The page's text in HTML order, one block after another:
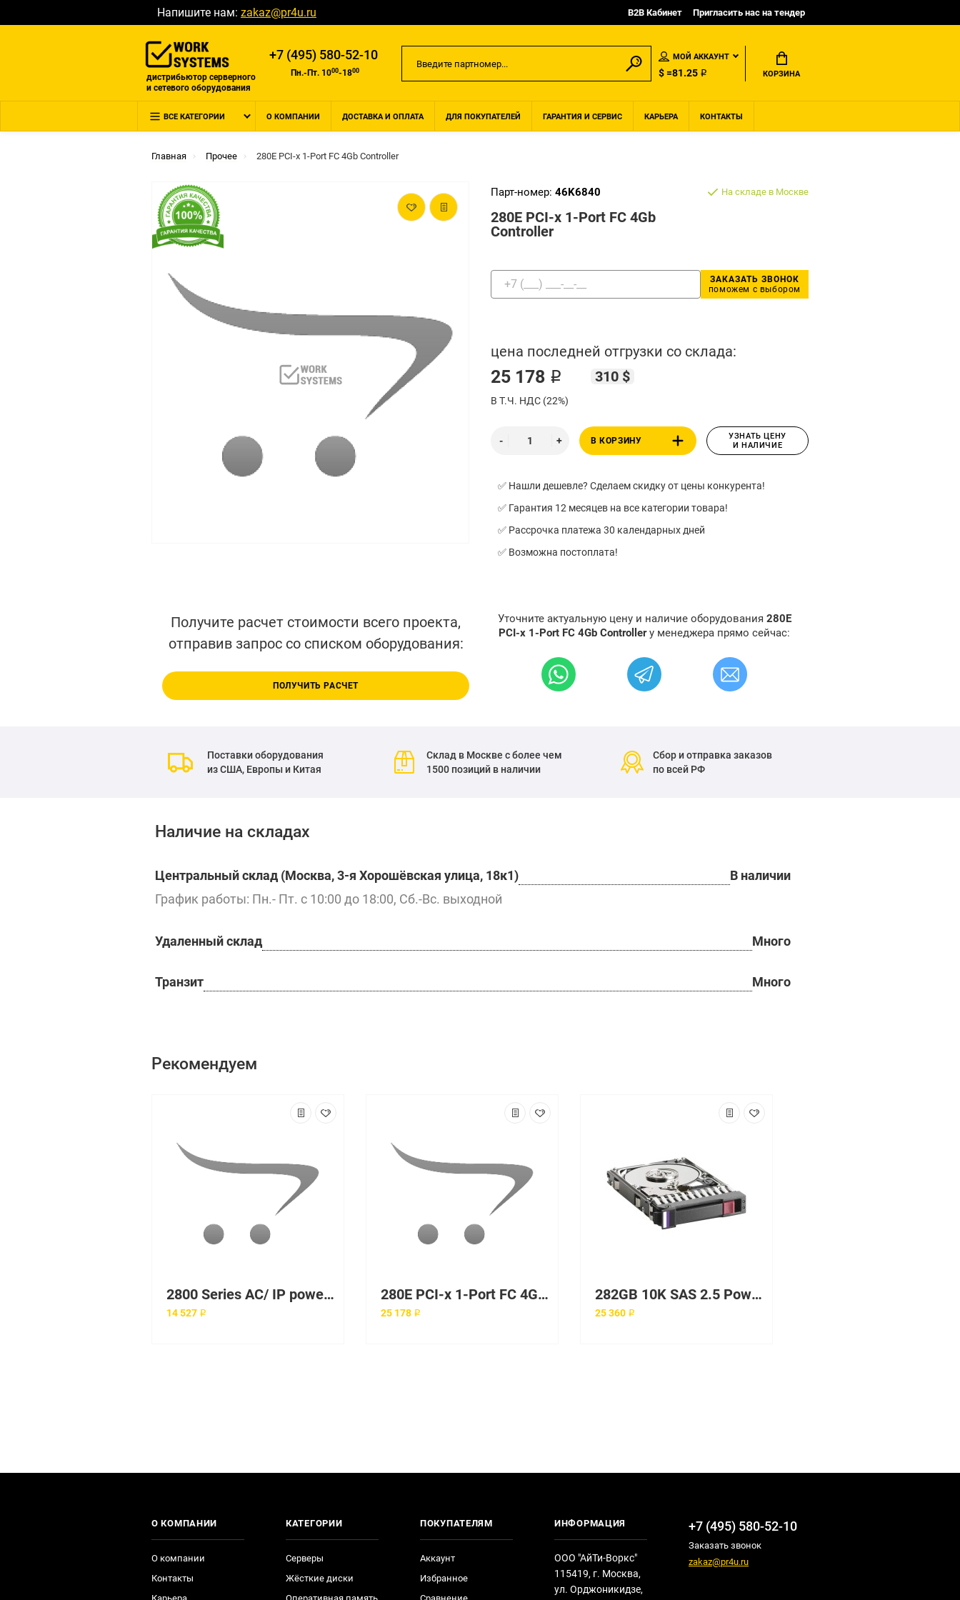
Напишите нам: zakaz@pr4u.ru B2B Кабинет Пригласить нас на тендер
дистрибьютор серверного
и сетевого оборудования
+7 (495) 580-52-10
Пн.-Пт. 1000-1800
МОЙ АККАУНТ
$ =81.25 ₽ КОРЗИНА
ВСЕ КАТЕГОРИИ О КОМПАНИИ ДОСТАВКА И ОПЛАТА ДЛЯ ПОКУПАТЕЛЕЙ ГАРАНТИЯ И СЕРВИС КАРЬЕРА КОНТАКТЫ
Главная Прочее 280E PCI-x 1-Port FC 4Gb Controller
Парт-номер: 46K6840
280E PCI-x 1-Port FC 4Gb
Controller
На складе в Москве
ЗАКАЗАТЬ ЗВОНОК
поможем с выбором
цена последней отгрузки со склада:
25 178 ₽ 310 $
В Т.Ч. НДС (22%)
В КОРЗИНУ
УЗНАТЬ ЦЕНУ
И НАЛИЧИЕ
✅ Нашли дешевле? Сделаем скидку от цены конкурента!
✅ Гарантия 12 месяцев на все категории товара!
✅ Рассрочка платежа 30 календарных дней
✅ Возможна постоплата!
Получите расчет стоимости всего проекта,
отправив запрос со списком оборудования:
ПОЛУЧИТЬ РАСЧЕТ
Уточните актуальную цену и наличие оборудования 280E
PCI-x 1-Port FC 4Gb Controllerу менеджера прямо сейчас:
Поставки оборудования
из США, Европы и Китая
Склад в Москве с более чем
1500 позиций в наличии
Сбор и отправка заказов
по всей РФ
Наличие на складах
Центральный склад (Москва, 3-я Хорошёвская улица, 18к1)
В наличии
График работы: Пн.- Пт. с 10:00 до 18:00, Сб.-Вс. выходной
Удаленный склад Много
Транзит Много
Рекомендуем
2800 Series AC/ IP power supply
14 527 ₽
280E PCI-x 1-Port FC 4Gb Controller
25 178 ₽
282GB 10K SAS 2.5 Power7
25 360 ₽
О КОМПАНИИ
О компании
Контакты
КАТЕГОРИИ
Серверы
Жёсткие диски
ПОКУПАТЕЛЯМ
Аккаунт
Избранное
ИНФОРМАЦИЯ
ООО "АйТи-Воркс"
115419, г. Москва,
ул. Орджоникидзе,
+7 (495) 580-52-10
Заказать звонок
zakaz@pr4u.ru